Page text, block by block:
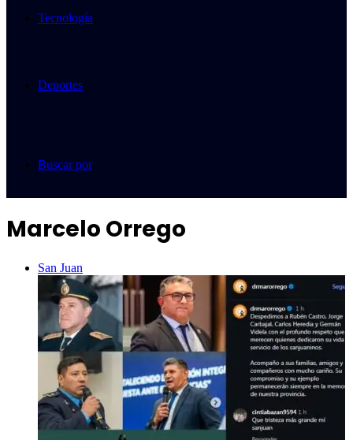
Tecnología
Deportes
Buscar por
Marcelo Orrego
San Juan